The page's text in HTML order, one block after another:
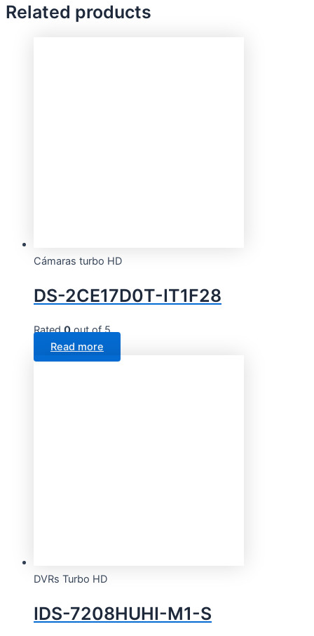
Related products
Cámaras turbo HD
DS-2CE17D0T-IT1F28
Rated0out of 5
Read more
DVRs Turbo HD
IDS-7208HUHI-M1-S